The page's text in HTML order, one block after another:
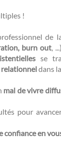
!
de
burn out,
se
dans
mal de vivre
pour
confiance en